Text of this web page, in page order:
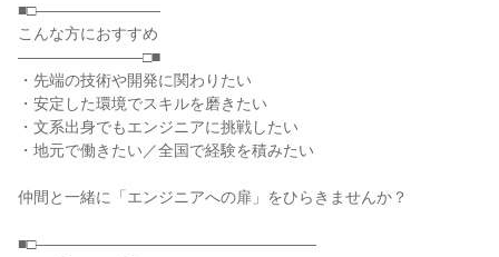
■□――――――――
こんな方におすすめ
――――――――□■
・先端の技術や開発に関わりたい
・安定した環境でスキルを磨きたい
・文系出身でもエンジニアに挑戦したい
・地元で働きたい／全国で経験を積みたい
仲間と一緒に「エンジニアへの扉」をひらきませんか？
■□――――――――――――――――――